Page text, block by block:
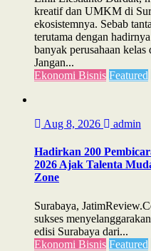
kreatif dan UMKM di
ekosistemnya. Sebab
terutama dengan
banyak perusahaan
Jangan...
Ekonomi Bisnis Featured
Aug 8, 2026 admin
Hadirkan 200
2026 Ajak Talenta
Zone
Surabaya,
sukses
edisi Surabaya dari...
Ekonomi Bisnis Featured